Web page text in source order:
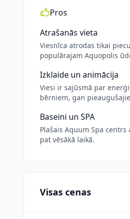
Pros
Atrašanās vieta
Viesnīca atrodas tikai
populārajam Aquopolis
Izklaide un animācija
Viesi ir sajūsmā par
bērniem, gan
Baseini un SPA
Plašais Aquum Spa
pat vēsākā laikā.
Visas cenas